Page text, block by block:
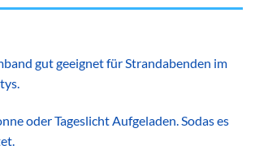
gut geeignet für Strandabenden im
oder Tageslicht Aufgeladen. Sodas es